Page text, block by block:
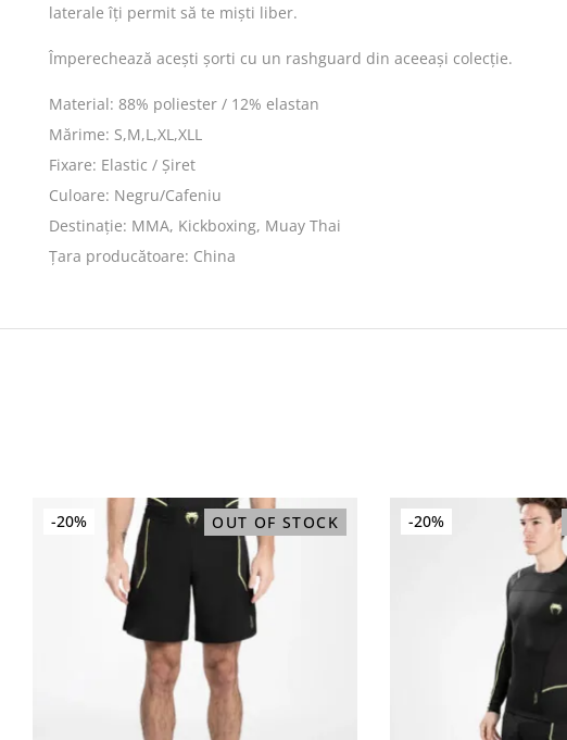
laterale îți permit să te miști liber.
Împerechează acești șorti cu un rashguard din aceeași colecție.
Material: 88% poliester / 12% elastan
Mărime: S,M,L,XL,XLL
Fixare: Elastic / Șiret
Culoare: Negru/Cafeniu
Destinație: MMA, Kickboxing, Muay Thai
Țara producătoare: China
Sale
-20% OUT OF STOCK -20%